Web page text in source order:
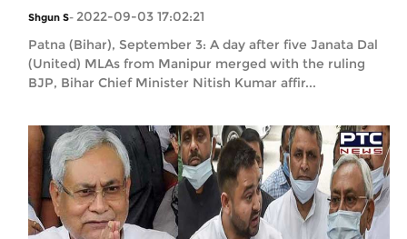
Shgun S- 2022-09-03 17:02:21
Patna (Bihar), September 3: A day after five Janata Dal
(United) MLAs from Manipur merged with the ruling
BJP, Bihar Chief Minister Nitish Kumar affir...